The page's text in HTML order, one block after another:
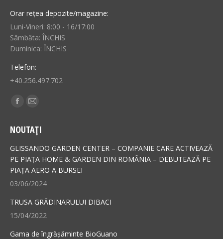
Orar rețea depozite/magazine:
Luni-Vineri: 8:00 - 16/17:00
Sâmbăta: ÎNCHIS
Duminica: ÎNCHIS
Telefon:
+40.256.497.702
Find us on:
Facebook
opens
in
new
window
Mail
opens
in
new
window
NOUTAȚI
GLISSANDO GARDEN CENTER – COMPANIE CARE ACTIVEAZĂ
PE PIAȚA HOME & GARDEN DIN ROMÂNIA – DEBUTEAZĂ PE
PIAȚA AERO A BURSEI
03/06/2024
TRUSA GRĂDINARULUI DIBACI
15/04/2022
Gama de îngrășăminte BioGuano